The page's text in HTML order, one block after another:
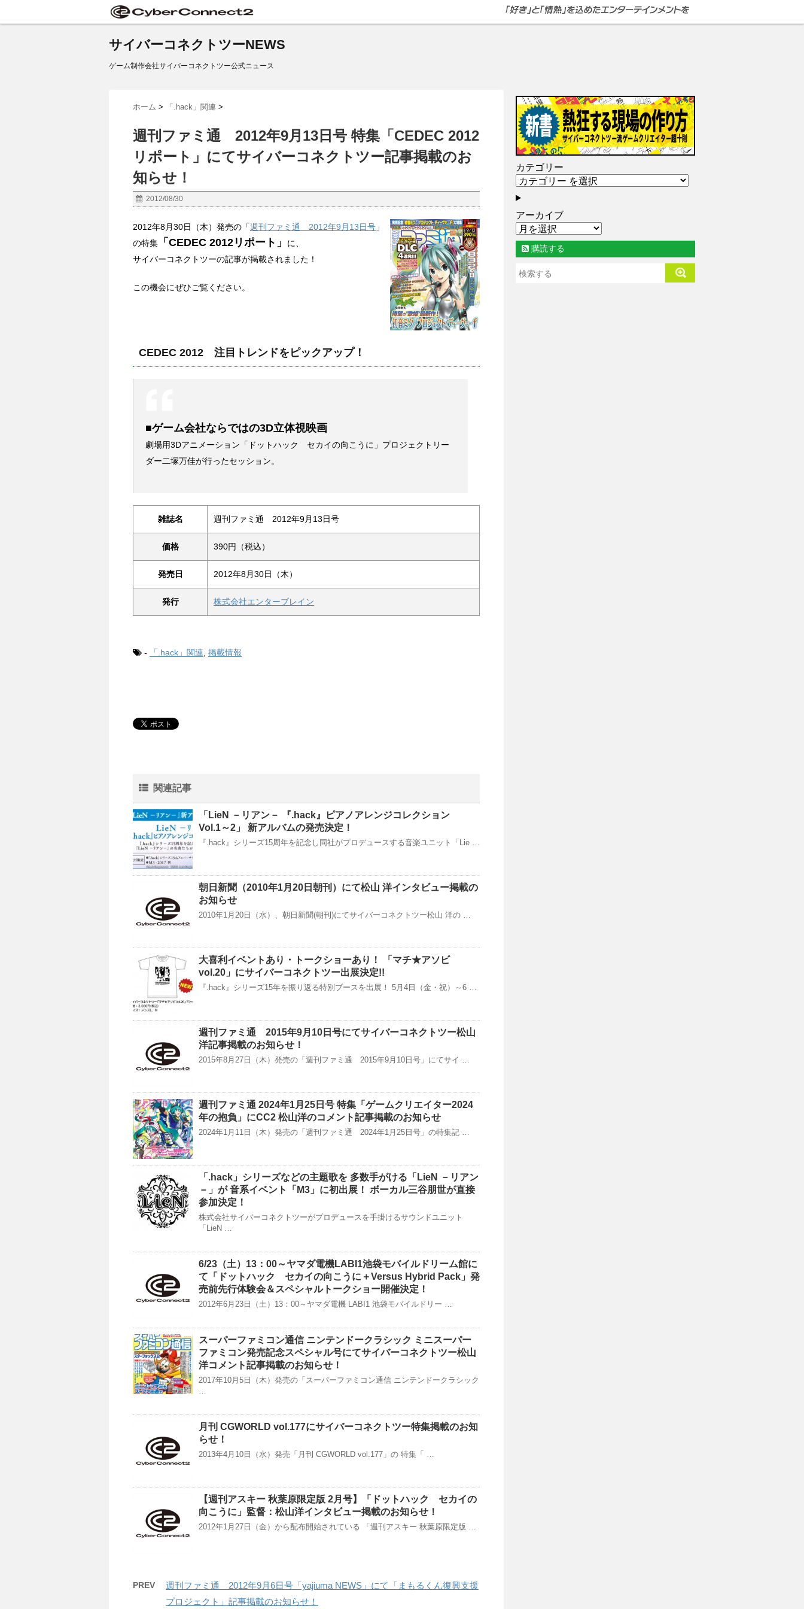
サイバーコネクトツーNEWS
ゲーム制作会社サイバーコネクトツー公式ニュース
ホーム > 「.hack」関連 >
週刊ファミ通 2012年9月13日号 特集「CEDEC 2012
リポート」にてサイバーコネクトツー記事掲載のお
知らせ！
2012/08/30
2012年8月30日（木）発売の「週刊ファミ通 2012年9月13日号 」
の特集
「CEDEC 2012リポート」
に、
サイバーコネクトツーの記事が掲載されました！
この機会にぜひご覧ください。
CEDEC 2012 注目トレンドをピックアップ！
■ゲーム会社ならではの3D立体視映画
劇場用3Dアニメーション「ドットハック セカイの向こうに」プロジェクトリー
ダー二塚万佳が行ったセッション。
雑誌名 週刊ファミ通 2012年9月13日号
価格 390円（税込）
発売日 2012年8月30日（木）
発行 株式会社エンターブレイン
- 「.hack」関連 掲載情報
関連記事
「LieN －リアン－ 『.hack』ピアノアレンジコレクション
Vol.1～2」 新アルバムの発売決定！
『.hack』シリーズ15周年を記念し同社がプロデュースする音楽ユニット「Lie …
朝日新聞（2010年1月20日朝刊）にて松山 洋インタビュー掲載の
お知らせ
2010年1月20日（水）、朝日新聞(朝刊)にてサイバーコネクトツー松山 洋の …
大喜利イベントあり・トークショーあり！ 「マチ★アソビ
vol.20」にサイバーコネクトツー出展決定!!
『.hack』シリーズ15年を振り返る特別ブースを出展！ 5月4日（金・祝）～6 …
週刊ファミ通 2015年9月10日号にてサイバーコネクトツー松山
洋記事掲載のお知らせ！
2015年8月27日（木）発売の「週刊ファミ通 2015年9月10日号」にてサイ …
週刊ファミ通 2024年1月25日号 特集「ゲームクリエイター2024
年の抱負」にCC2 松山洋のコメント記事掲載のお知らせ
2024年1月11日（木）発売の「週刊ファミ通 2024年1月25日号」の特集記 …
「.hack」シリーズなどの主題歌を 多数手がける「LieN －リアン
－」が 音系イベント「M3」に初出展！ ボーカル三谷朋世が直接
参加決定！
株式会社サイバーコネクトツーがプロデュースを手掛けるサウンドユニット
「LieN …
6/23（土）13：00～ヤマダ電機LABI1池袋モバイルドリーム館に
て「ドットハック セカイの向こうに＋Versus Hybrid Pack」発
売前先行体験会＆スペシャルトークショー開催決定！
2012年6月23日（土）13：00～ヤマダ電機 LABI1 池袋モバイルドリー …
スーパーファミコン通信 ニンテンドークラシック ミニスーパー
ファミコン発売記念スペシャル号にてサイバーコネクトツー松山
洋コメント記事掲載のお知らせ！
2017年10月5日（木）発売の「スーパーファミコン通信 ニンテンドークラシック
…
月刊 CGWORLD vol.177にサイバーコネクトツー特集掲載のお知
らせ！
2013年4月10日（水）発売「月刊 CGWORLD vol.177」の 特集「 …
【週刊アスキー 秋葉原限定版 2月号】「ドットハック セカイの
向こうに」監督：松山洋インタビュー掲載のお知らせ！
2012年1月27日（金）から配布開始されている 「週刊アスキー 秋葉原限定版 …
PREV
週刊ファミ通 2012年9月6日号「yajiuma NEWS」にて「まもるくん復興支援
プロジェクト」記事掲載のお知らせ！
カテゴリー
アーカイブ
購読する